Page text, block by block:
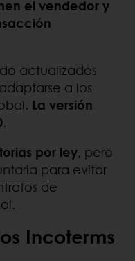
el vendedor y
actualizados
a los
La versión
.
por ley, pero
para evitar
de
Incoterms